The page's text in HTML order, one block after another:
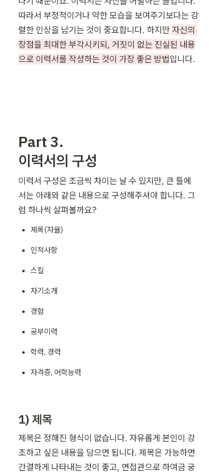
따라서 부정적이거나 약한 모습을 보여주기보다는 강
렬한 인상을 남기는 것이 중요합니다. 하지만 자신의
장점을 최대한 부각시키되, 거짓이 없는 진실된 내용
으로 이력서를 작성하는 것이 가장 좋은 방법입니다.
Part 3.
이력서의 구성
이력서 구성은 조금씩 차이는 날 수 있지만, 큰 틀에
서는 아래와 같은 내용으로 구성해주셔야 합니다. 그
럼 하나씩 살펴볼까요?
제목(자율)
인적사항
스킬
자기소개
경험
공부이력
학력, 경력
자격증, 어학능력
1) 제목
제목은 정해진 형식이 없습니다. 자유롭게 본인이 강
조하고 싶은 내용을 담으면 됩니다. 제목은 가능하면
간결하게 나타내는 것이 좋고, 면접관으로 하여금 궁